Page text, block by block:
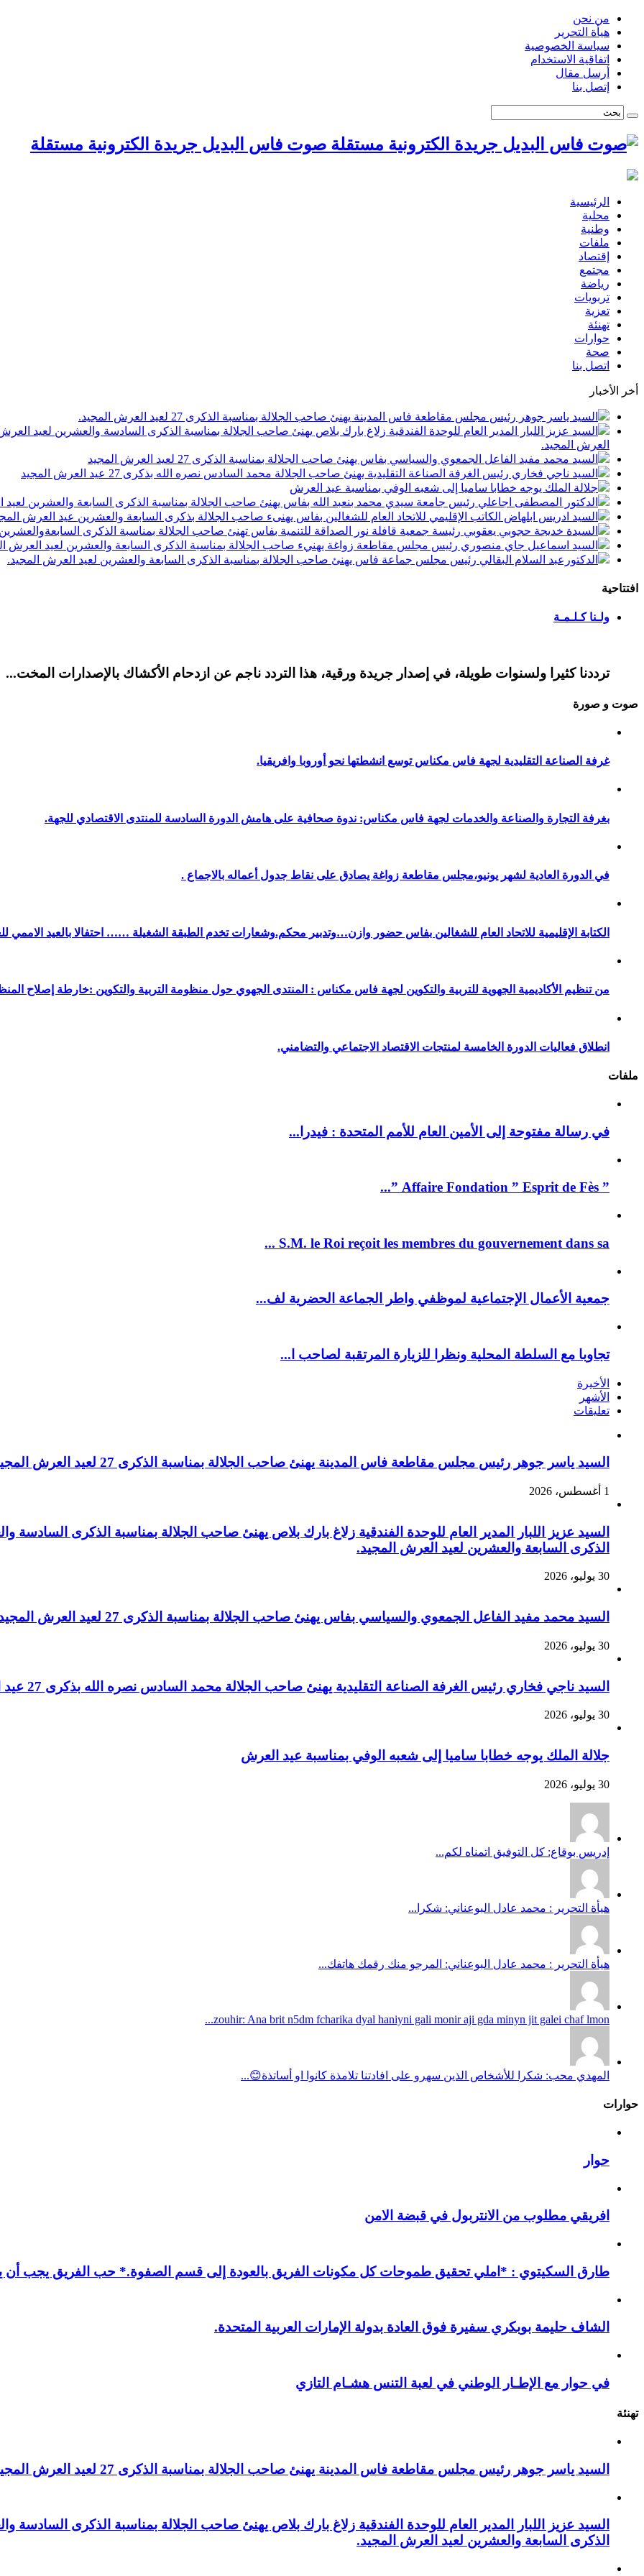
من نحن
هيأة التحرير
سياسة الخصوصية
اتفاقية الاستخدام
أرسل مقال
إتصل بنا
صوت فاس البديل جريدة الكترونية مستقلة
الرئيسية
محلية
وطنية
ملفات
إقتصاد
مجتمع
رياضة
تربويات
تعزية
تهنئة
حوارات
صحة
اتصل بنا
أخر الأخبار
السيد ياسر جوهر رئيس مجلس مقاطعة فاس المدينة يهنئ صاحب الجلالة بمناسبة الذكرى 27 لعيد العرش المجيد.
السيد عزيز اللبار المدير العام للوحدة الفندقية زلاغ بارك بلاص يهنئ صاحب الجلالة بمناسبة الذكرى السادسة والعشرين لعيد
العرش المجيد.
السيد محمد مفيد الفاعل الجمعوي والسياسي بفاس يهنئ صاحب الجلالة بمناسبة الذكرى 27 لعيد العرش المجيد
السيد ناجي فخاري رئيس الغرفة الصناعة التقليدية يهنئ صاحب الجلالة محمد السادس نصره الله بذكرى 27 عيد العرش المجيد
جلالة الملك يوجه خطابا ساميا إلى شعبه الوفي بمناسبة عيد العرش
الدكتور المصطفى اجاعلي رئيس جامعة سيدي محمد بنعبد الله بفاس يهنئ صاحب الجلالة بمناسبة الذكرى السابعة والعشرين لعيد
السيد ادريس ابلهاض الكاتب الإقليمي للاتحاد العام للشغالين بفاس يهنىء صاحب الجلالة بذكرى السابعة والعشرين عيد العرش
السيدة خديجة حجوبي يعقوبي رئيسة جمعية قافلة نور الصداقة للتنمية بفاس تهنئ صاحب الجلالة بمناسبة الذكرى
السيد اسماعيل جاي منصوري رئيس مجلس مقاطعة زواغة يهنيء صاحب الجلالة بمناسبة الذكرى السابعة والعشرين لعيد العرش
الدكتورعبد السلام البقالي رئيس مجلس جماعة فاس يهنئ صاحب الجلالة بمناسبة الذكرى السابعة والعشرين لعيد العرش المجيد.
افتتاحية
ولـنا كـلـمـة
ترددنا كثيرا ولسنوات طويلة، في إصدار جريدة ورقية، هذا التردد ناجم عن ازدحام الأكشاك بالإصدارات المخت...
صوت و صورة
غرفة الصناعة التقليدية لجهة فاس مكناس توسع انشطتها نحو أوروبا وافريقيا.
بغرفة التجارة والصناعة والخدمات لجهة فاس مكناس: ندوة صحافية على هامش الدورة السادسة للمنتدى الاقتصادي للجهة.
في الدورة العادية لشهر يونيو،مجلس مقاطعة زواغة يصادق على نقاط جدول أعماله بالاجماع .
الكتابة الإقليمية للاتحاد العام للشغالين بفاس حضور وازن…وتدبير محكم.وشعارات تخدم الطبقة الشغيلة …… احتفالا بالعيد الاممي
من تنظيم الأكاديمية الجهوية للتربية والتكوين لجهة فاس مكناس : المنتدى الجهوي حول منظومة التربية والتكوين :خارطة إصلاح
انطلاق فعاليات الدورة الخامسة لمنتجات الاقتصاد الاجتماعي والتضامني.
ملفات
في رسالة مفتوحة إلى الأمين العام للأمم المتحدة : فيدرا...
” Affaire Fondation ” Esprit de Fès ”...
S.M. le Roi reçoit les membres du gouvernement dans sa ...
جمعية الأعمال الإجتماعية لموظفي واطر الجماعة الحضرية لف...
تجاوبا مع السلطة المحلية ونظرا للزيارة المرتقبة لصاحب ا...
الأخيرة
الأشهر
تعليقات
السيد ياسر جوهر رئيس مجلس مقاطعة فاس المدينة يهنئ صاحب الجلالة بمناسبة الذكرى 27 لعيد العرش المجيد.
1 أغسطس، 2026
السيد عزيز اللبار المدير العام للوحدة الفندقية زلاغ بارك بلاص يهنئ صاحب الجلالة بمناسبة الذكرى
الذكرى السابعة والعشرين لعيد العرش المجيد.
30 يوليو، 2026
السيد محمد مفيد الفاعل الجمعوي والسياسي بفاس يهنئ صاحب الجلالة بمناسبة الذكرى 27 لعيد العرش المجيد
30 يوليو، 2026
السيد ناجي فخاري رئيس الغرفة الصناعة التقليدية يهنئ صاحب الجلالة محمد السادس نصره الله بذكرى 27 عيد العرش المجيد
30 يوليو، 2026
جلالة الملك يوجه خطابا ساميا إلى شعبه الوفي بمناسبة عيد العرش
30 يوليو، 2026
إدريس بوقاع: كل التوفيق اتمناه لكم...
هيأة التحرير : محمد عادل البوعناني: شكرا...
هيأة التحرير : محمد عادل البوعناني: المرجو منك رقمك هاتفك...
zouhir: Ana brit n5dm fcharika dyal haniyni gali monir aji gda minyn jit galei chaf lmon...
المهدي محب: شكرا للأشخاص الذين سهرو على افادتنا تلامذة كانوا او أساتذة😊...
حوارات
حوار
افريقي مطلوب من الانتربول في قبضة الامن
طارق السكيتوي : *املي تحقيق طموحات كل مكونات الفريق بالعودة إلى قسم الصفوة.* حب الفريق يجب أن
الشاف حليمة بوبكري سفيرة فوق العادة بدولة الإمارات العربية المتحدة.
في حوار مع الإطـار الوطني في لعبة التنس هشـام التازي
تهنئة
السيد ياسر جوهر رئيس مجلس مقاطعة فاس المدينة يهنئ صاحب الجلالة بمناسبة الذكرى 27 لعيد العرش المجيد.
السيد عزيز اللبار المدير العام للوحدة الفندقية زلاغ بارك بلاص يهنئ صاحب الجلالة بمناسبة الذكرى
الذكرى السابعة والعشرين لعيد العرش المجيد.